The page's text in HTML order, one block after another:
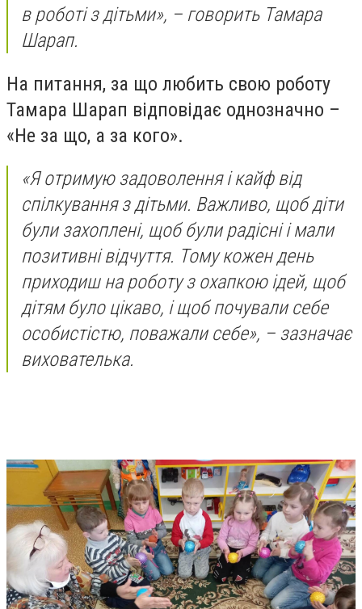
в роботі з дітьми», – говорить Тамара
Шарап.
На питання, за що любить свою роботу
Тамара Шарап відповідає однозначно –
«Не за що, а за кого».
«Я отримую задоволення і кайф від
спілкування з дітьми. Важливо, щоб діти
були захоплені, щоб були радісні і мали
позитивні відчуття. Тому кожен день
приходиш на роботу з охапкою ідей, щоб
дітям було цікаво, і щоб почували себе
особистістю, поважали себе», – зазначає
вихователька.